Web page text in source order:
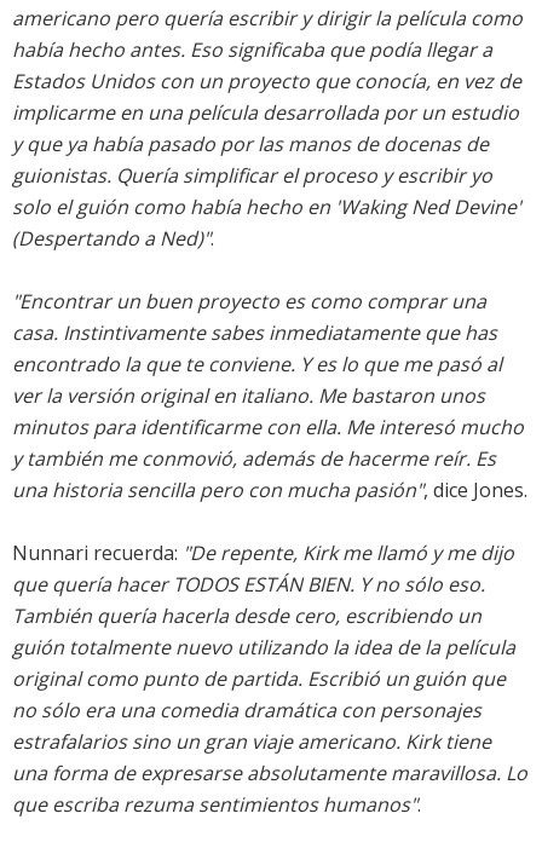
americano pero quería escribir y dirigir la película como
había hecho antes. Eso significaba que podía llegar a
Estados Unidos con un proyecto que conocía, en vez de
implicarme en una película desarrollada por un estudio
y que ya había pasado por las manos de docenas de
guionistas. Quería simplificar el proceso y escribir yo
solo el guión como había hecho en 'Waking Ned Devine'
(Despertando a Ned)".
"Encontrar un buen proyecto es como comprar una
casa. Instintivamente sabes inmediatamente que has
encontrado la que te conviene. Y es lo que me pasó al
ver la versión original en italiano. Me bastaron unos
minutos para identificarme con ella. Me interesó mucho
y también me conmovió, además de hacerme reír. Es
una historia sencilla pero con mucha pasión", dice Jones.
Nunnari recuerda: "De repente, Kirk me llamó y me dijo
que quería hacer TODOS ESTÁN BIEN. Y no sólo eso.
También quería hacerla desde cero, escribiendo un
guión totalmente nuevo utilizando la idea de la película
original como punto de partida. Escribió un guión que
no sólo era una comedia dramática con personajes
estrafalarios sino un gran viaje americano. Kirk tiene
una forma de expresarse absolutamente maravillosa. Lo
que escriba rezuma sentimientos humanos".